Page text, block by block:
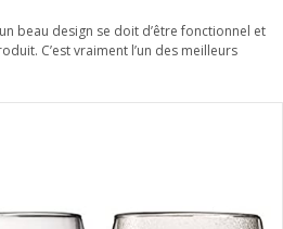
beau design se doit d’être fonctionnel et
C’est vraiment l’un des meilleurs